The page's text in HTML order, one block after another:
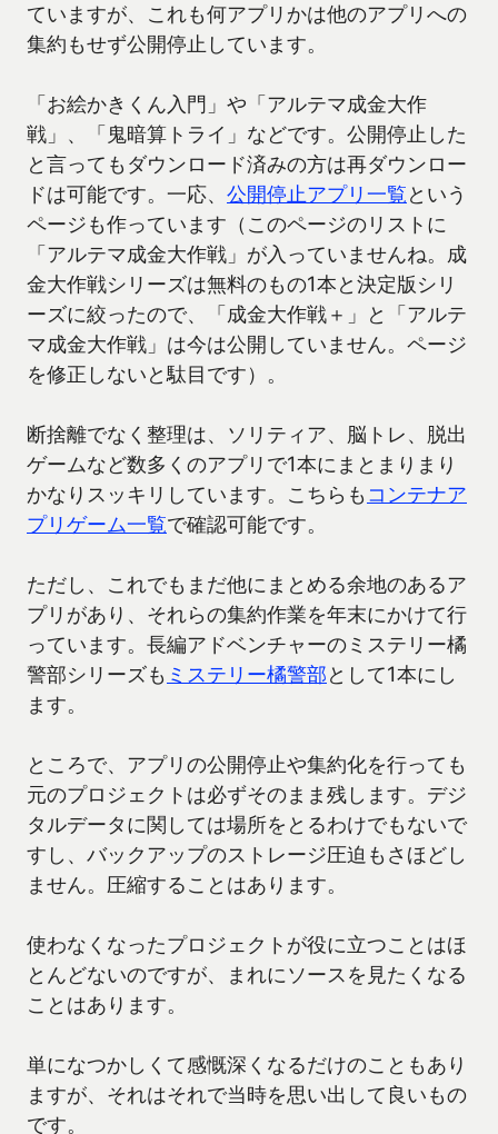
ていますが、これも何アプリかは他のアプリへの
集約もせず公開停止しています。
「お絵かきくん入門」や「アルテマ成金大作
戦」、「鬼暗算トライ」などです。公開停止した
と言ってもダウンロード済みの方は再ダウンロー
ドは可能です。一応、 公開停止アプリ一覧という
ページも作っています（このページのリストに
「アルテマ成金大作戦」が入っていませんね。成
金大作戦シリーズは無料のもの1本と決定版シリ
ーズに絞ったので、「成金大作戦＋」と「アルテ
マ成金大作戦」は今は公開していません。ページ
を修正しないと駄目です）。
断捨離でなく整理は、ソリティア、脳トレ、脱出
ゲームなど数多くのアプリで1本にまとまりまり
かなりスッキリしています。こちらも コンテナア
プリゲーム一覧で確認可能です。
ただし、これでもまだ他にまとめる余地のあるア
プリがあり、それらの集約作業を年末にかけて行
っています。長編アドベンチャーのミステリー橘
警部シリーズも ミステリー橘警部として1本にし
ます。
ところで、アプリの公開停止や集約化を行っても
元のプロジェクトは必ずそのまま残します。デジ
タルデータに関しては場所をとるわけでもないで
すし、バックアップのストレージ圧迫もさほどし
ません。圧縮することはあります。
使わなくなったプロジェクトが役に立つことはほ
とんどないのですが、まれにソースを見たくなる
ことはあります。
単になつかしくて感慨深くなるだけのこともあり
ますが、それはそれで当時を思い出して良いもの
です。